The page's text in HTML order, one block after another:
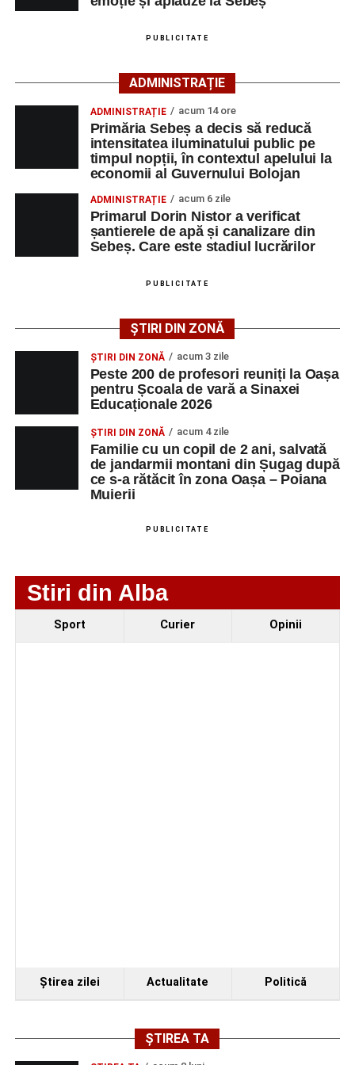
– Locuri de muncă vacante”
. De asemenea, informații
Lista publicată de AJOFM Alba include, pe lângă
denumirea posturilor vacante din Săsciori, și datele de
contact ale angajatorilor, precum numere de telefon și
adrese de e-mail, pentru ca persoanele interesate să
poată solicita detalii despre condițiile de angajare,
programul de lucru și procesul de recrutare.
Mai jos puteți consulta lista completă a locurilor de
muncă disponibile în comuna Săsciori la data de 4
AGENT OCUPAŢIA
NR.
NR.
Technology Srl
OPERATOR LA
MASINI-UNELTE
NUMERICA
1 0752826367
Ultimele știri din Sebeș
PUBLICITATE
ADMINISTRAȚIE
ADMINISTRAȚIE acum 14 ore
Primăria Sebeș a decis să reducă
intensitatea iluminatului public pe
timpul nopții, în contextul apelului la
economii al Guvernului Bolojan
ADMINISTRAȚIE acum 6 zile
Primarul Dorin Nistor a verificat
șantierele de apă și canalizare din
Sebeș. Care este stadiul lucrărilor
PUBLICITATE
ȘTIRI DIN ZONĂ
ȘTIRI DIN ZONĂ acum 3 zile
Peste 200 de profesori reuniți la Oașa
pentru Școala de vară a Sinaxei
Educaționale 2026
ȘTIRI DIN ZONĂ acum 4 zile
Familie cu un copil de 2 ani, salvată
de jandarmii montani din Șugag după
ce s-a rătăcit în zona Oașa – Poiana
Muierii
PUBLICITATE
Stiri din Alba
Sport Curier Opinii
Ştirea zilei Actualitate Politică
ȘTIREA TA